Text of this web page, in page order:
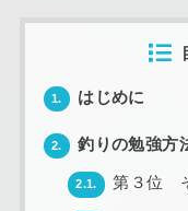
1. はじめに
2. 釣りの勉強方
2.1. 第３位